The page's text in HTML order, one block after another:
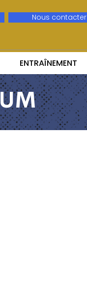
Nous contacter
ENTRAÎNEMENT